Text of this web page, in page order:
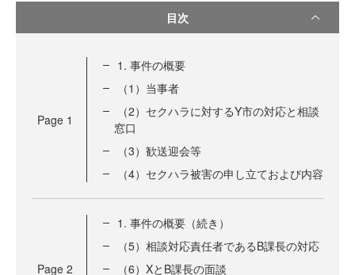
目次
Page 1
1. 事件の概要
（1）当事者
（2）セクハラに対するY市の対応と相談
窓口
（3）歓送迎会等
（4）セクハラ被害の申し立ておよび内容
Page 2
1. 事件の概要（続き）
（5）相談対応責任者であるB課長の対応
（6）XとB課長の面談